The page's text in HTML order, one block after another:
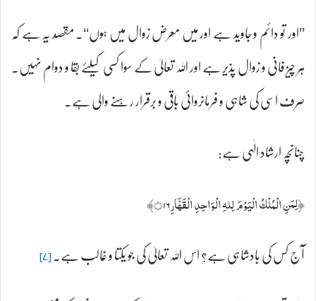
’’اور تو دائم و جاوید ہے اور میں معرض زوال میں ہوں‘‘۔ مقصد یہ ہے کہ
ہر چیز فانی و زوال پذیر ہے اور اللہ تعالیٰ کے سوا کسی کیلئے بقا و دوام نہیں۔
صرف اسی کی شاہی و فرمانروائی باقی و برقرار رہنے والی ہے۔
چنانچہ ارشاد الٰہی ہے:
﴿لِمَنِ الْمُلْكُ الْيَوْمَ لِلہِ الْوَاحِدِ الْقَہَّارِ۝۱۶﴾
آج کس کی بادشاہی ہے؟ اس اللہ تعالیٰ کی جو یکتا و غالب ہے۔[۷]